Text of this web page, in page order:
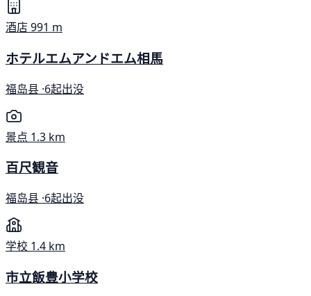
酒店991 m
ホテルエムアンドエム相馬
福岛县 ·6起出没
景点 1.3 km
百尺観音
福岛县 ·6起出没
学校 1.4 km
市立飯豊小学校